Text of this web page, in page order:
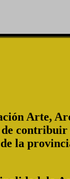
Arte,
contribuir
la